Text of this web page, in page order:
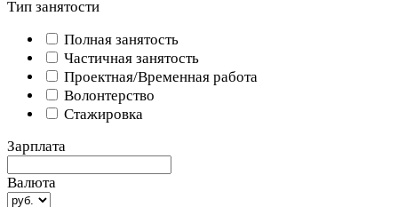
Тип занятости
Полная занятость
Частичная занятость
Проектная/Временная работа
Волонтерство
Стажировка
Зарплата
Валюта